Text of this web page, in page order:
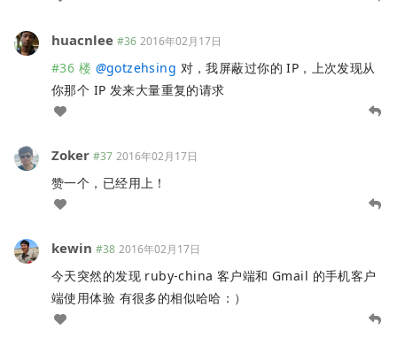
huacnlee #36 2016年02月17日
#36 楼 @gotzehsing 对，我屏蔽过你的 IP，上次发现从
你那个 IP 发来大量重复的请求
Zoker #37 2016年02月17日
赞一个，已经用上！
kewin #38 2016年02月17日
今天突然的发现 ruby-china 客户端和 Gmail 的手机客户
端使用体验 有很多的相似哈哈：）